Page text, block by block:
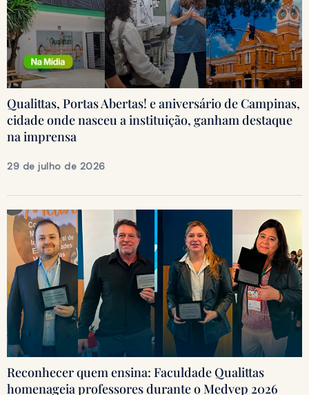
Qualittas, Portas Abertas! e aniversário de Campinas,
cidade onde nasceu a instituição, ganham destaque
na imprensa
29 de julho de 2026
Reconhecer quem ensina: Faculdade Qualittas
homenageia professores durante o Medvep 2026